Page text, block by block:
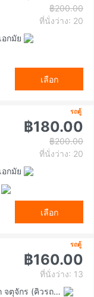
฿200.00
ที่นั่งว่าง: 20
กมัย
เลือก
รถตู้
฿180.00
฿200.00
ที่นั่งว่าง: 20
กมัย
เลือก
รถตู้
฿160.00
ที่นั่งว่าง: 13
สถานีเดินรถโดยสารขนาดเล็ก จตุจักร (คิวรถตู้หมอชิต 2)